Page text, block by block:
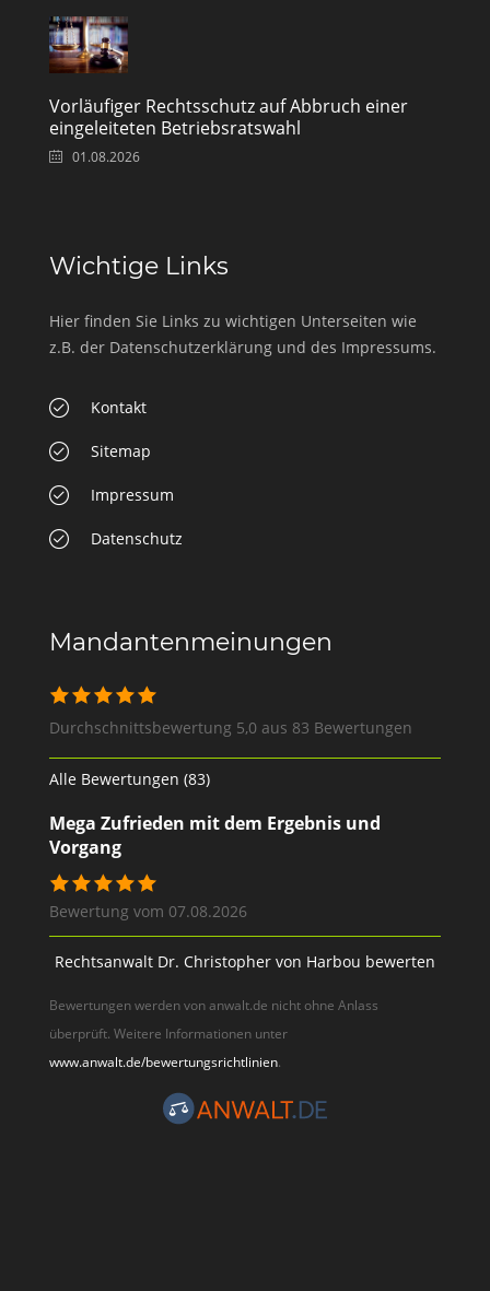
Vorläufiger Rechtsschutz auf Abbruch einer
eingeleiteten Betriebsratswahl
01.08.2026
Wichtige Links
Hier finden Sie Links zu wichtigen Unterseiten wie
z.B. der Datenschutzerklärung und des Impressums.
Kontakt
Sitemap
Impressum
Datenschutz
Mandantenmeinungen
Durchschnittsbewertung 5,0 aus 83 Bewertungen
Alle Bewertungen (83)
Mega Zufrieden mit dem Ergebnis und
Vorgang
Bewertung vom 07.08.2026
Rechtsanwalt Dr. Christopher von Harbou bewerten
Bewertungen werden von anwalt.de nicht ohne Anlass
überprüft. Weitere Informationen unter
www.anwalt.de/bewertungsrichtlinien.